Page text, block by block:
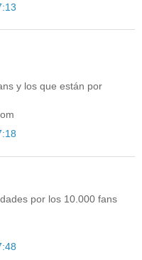
y los que están por
por los 10.000 fans